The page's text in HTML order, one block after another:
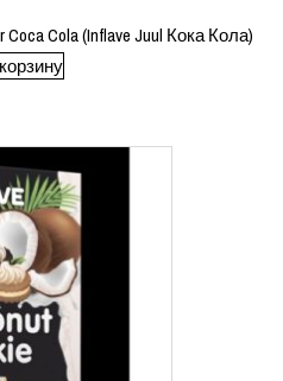
Cola (Inflave Juul Кока Кола)